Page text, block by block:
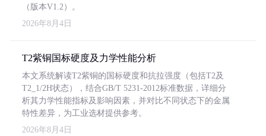
（版本V1.2）。
2026年8月4日
T2紫铜国标硬度及力学性能分析
本文系统解读T2紫铜的国标硬度和抗拉强度（包括T2及
T2_1/2H状态），结合GB/T 5231-2012标准数据，详细分
析其力学性能指标及影响因素，并对比不同状态下的金属
特性差异，为工业选材提供参考。
2026年8月4日